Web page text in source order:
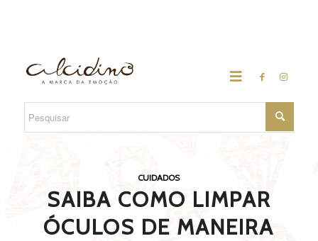
CUIDADOS
SAIBA COMO LIMPAR
ÓCULOS DE MANEIRA